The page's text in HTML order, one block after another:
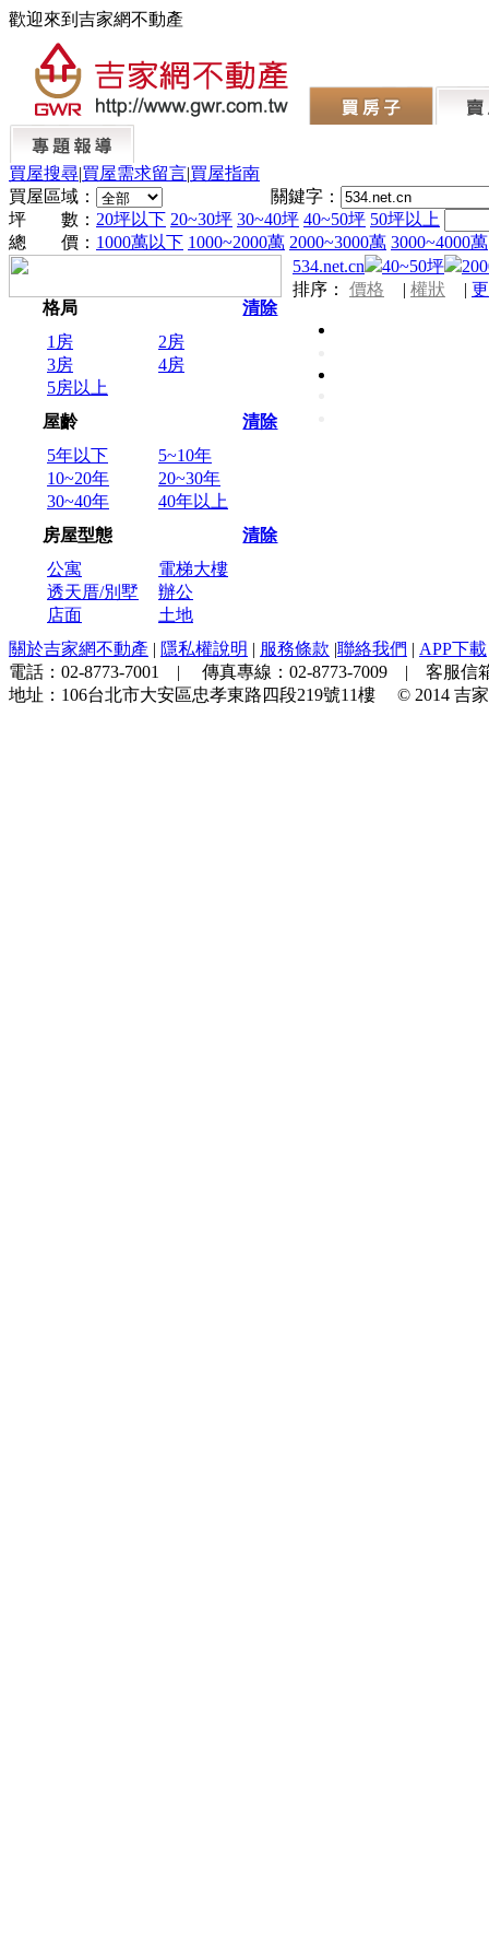
歡迎來到吉家網不動產
買屋搜尋|買屋需求留言|買屋指南
買屋區域：
關鍵字：
坪 數： 20坪以下 20~30坪 30~40坪 40~50坪 50坪以上
總 價： 1000萬以下 1000~2000萬 2000~3000萬 3000~4000萬
格局
清除
1房
2房
3房
4房
5房以上
屋齡
清除
5年以下
5~10年
10~20年
20~30年
30~40年
40年以上
房屋型態
清除
公寓
電梯大樓
透天厝/別墅
辦公
店面
土地
534.net.cn 40~50坪
排序： 價格 | 權狀 |
關於吉家網不動產 | 隱私權說明 | 服務條款 |聯絡我們 | APP下載
電話： 02-8773-7001 | 傳真專線： 02-8773-7009 | 客服信
地址： 106台北市大安區忠孝東路四段219號11樓 © 2014 吉